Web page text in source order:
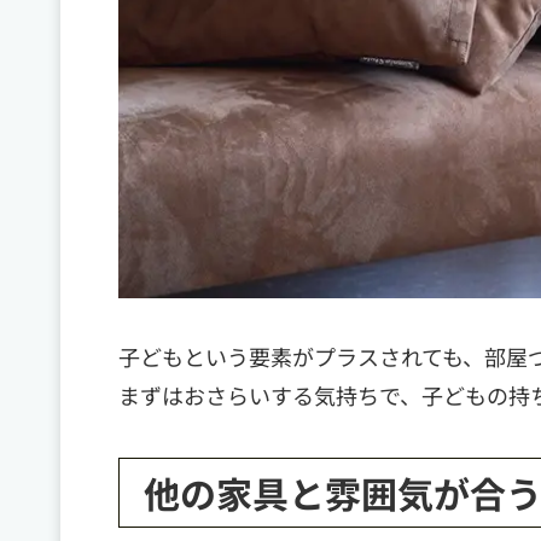
子どもという要素がプラスされても、部
まずはおさらいする気持ちで、子どもの
他の家具と雰囲気が合